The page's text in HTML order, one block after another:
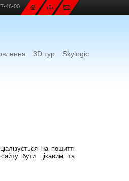
46-00
3D тур Skylogic
на пошитті
бути цікавим та